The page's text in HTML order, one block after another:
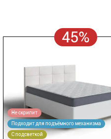
45%
Не скрипит
Подходит для подъёмного механизма
С подсветкой